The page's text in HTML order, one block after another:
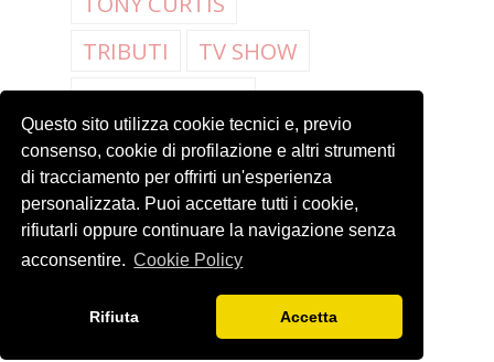
Questo sito utilizza cookie tecnici e, previo
consenso, cookie di profilazione e altri strumenti
di tracciamento per offrirti un'esperienza
personalizzata. Puoi accettare tutti i cookie,
rifiutarli oppure continuare la navigazione senza
acconsentire. Cookie Policy
Rifiuta Accetta
TRIBUTI
TV SHOW
VIA COL VENTO
VINCENTE MINNELLI
VIVIEN LEIGH
WALTER PLUNKETT
WHAT'S MY LINE
WILLIAM TRAVILLA